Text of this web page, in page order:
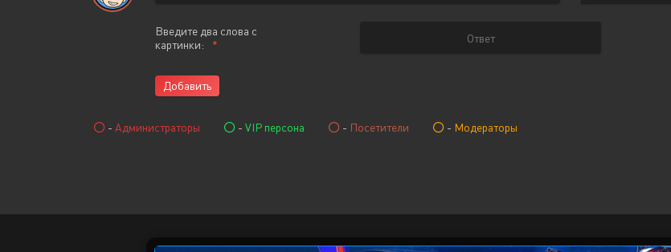
Введите два слова с
картинки:
Добавить
- Администраторы - VIP персона - Посетители - Модераторы